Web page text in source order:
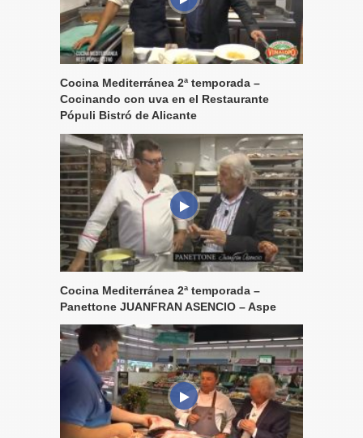
Cocina Mediterránea 2ª temporada –
Cocinando con uva en el Restaurante
Pópuli Bistró de Alicante
Cocina Mediterránea 2ª temporada –
Panettone JUANFRAN ASENCIO – Aspe